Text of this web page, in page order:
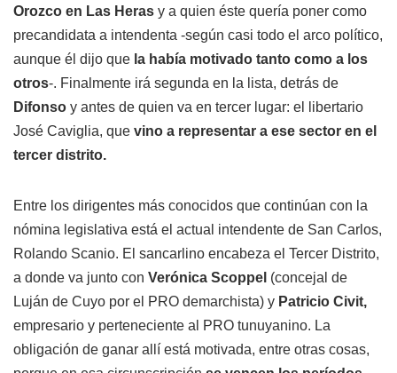
Orozco en Las Heras y a quien éste quería poner como
precandidata a intendenta -según casi todo el arco político,
aunque él dijo que la había motivado tanto como a los
otros-. Finalmente irá segunda en la lista, detrás de
Difonso y antes de quien va en tercer lugar: el libertario
José Caviglia, que vino a representar a ese sector en el
tercer distrito.
Entre los dirigentes más conocidos que continúan con la
nómina legislativa está el actual intendente de San Carlos,
Rolando Scanio. El sancarlino encabeza el Tercer Distrito,
a donde va junto con Verónica Scoppel (concejal de
Luján de Cuyo por el PRO demarchista) y Patricio Civit,
empresario y perteneciente al PRO tunuyanino. La
obligación de ganar allí está motivada, entre otras cosas,